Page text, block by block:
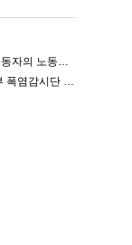
7.15 총파업대회
선포 기자회견